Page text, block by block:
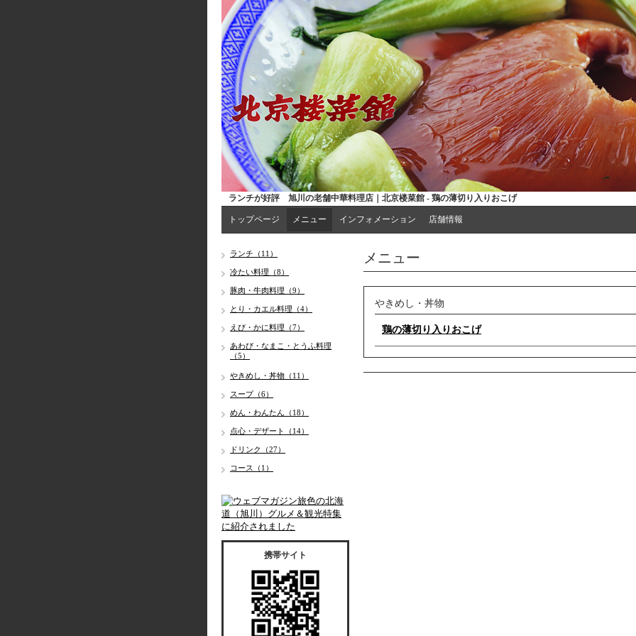
ランチが好評 旭川の老舗中華料理店｜北京楼菜館 - 鶏の薄切り入りおこげ
トップページ メニュー インフォメーション 店舗情報
メニュー
やきめし・丼物
鶏の薄切り入りおこげ
ランチ（11）
冷たい料理（8）
豚肉・牛肉料理（9）
とり・カエル料理（4）
えび・かに料理（7）
あわび・なまこ・とうふ料理
（5）
やきめし・丼物（11）
スープ（6）
めん・わんたん（18）
点心・デザート（14）
ドリンク（27）
コース（1）
携帯サイト